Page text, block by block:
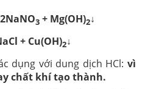
3 + Mg(OH)2↓
+ Cu(OH)2↓
dụng với dung dịch HCl:vì
chất khí tạo thành.